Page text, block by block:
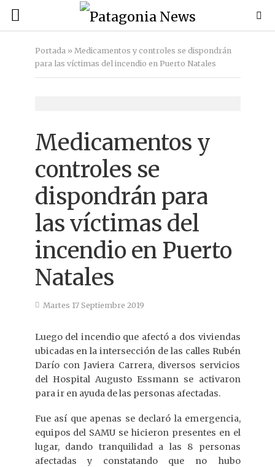
Portada» Medicamentos y controles se dispondrán
para las víctimas del incendio en Puerto Natales
Medicamentos y
controles se
dispondrán para
las víctimas del
incendio en Puerto
Natales
Martes 17 Septiembre 2019
Luego del incendio que afectó a dos viviendas
ubicadas en la intersección de las calles Rubén
Darío con Javiera Carrera, diversos servicios
del Hospital Augusto Essmann se activaron
para ir en ayuda de las personas afectadas.
Fue así que apenas se declaró la emergencia,
equipos del SAMU se hicieron presentes en el
lugar, dando tranquilidad a las 8 personas
afectadas y constatando que no hubo